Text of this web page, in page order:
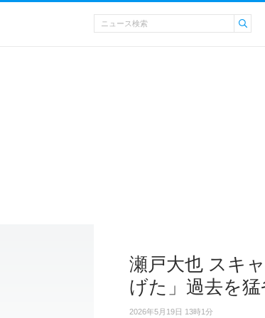
瀬戸大也 スキ
げた」過去を猛
2026年5月19日 13時1分